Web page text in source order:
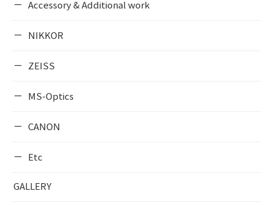
Accessory & Additional work
NIKKOR
ZEISS
MS-Optics
CANON
Etc
GALLERY